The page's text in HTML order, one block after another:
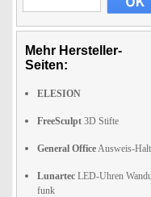
Mehr Hersteller-
Seiten:
ELESION
FreeSculpt 3D Stifte
General OfficeAusweis-
Lunartec LED-Uhren
funk